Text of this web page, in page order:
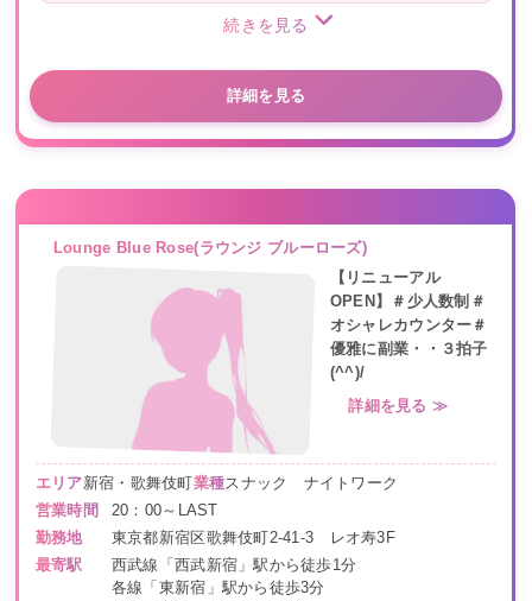
続きを見る
詳細を見る
Lounge Blue Rose(ラウンジ ブルーローズ)
【リニューアル
OPEN】＃少人数制＃
オシャレカウンター＃
優雅に副業・・３拍子
(^^)/
詳細を見る ≫
エリア新宿・歌舞伎町 業種スナック ナイトワーク
営業時間
20：00～LAST
勤務地
東京都新宿区歌舞伎町2-41-3 レオ寿3F
最寄駅
西武線「西武新宿」駅から徒歩1分
各線「東新宿」駅から徒歩3分